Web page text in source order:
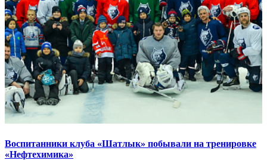
Воспитанники клуба «Шатлык» побывали на тренировке
«Нефтехимика»